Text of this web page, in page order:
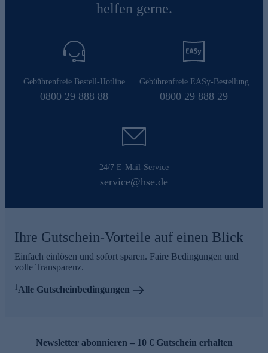
helfen gerne.
Gebührenfreie Bestell-Hotline
0800 29 888 88
Gebührenfreie EASy-Bestellung
0800 29 888 29
24/7 E-Mail-Service
service@hse.de
Ihre Gutschein-Vorteile auf einen Blick
Einfach einlösen und sofort sparen. Faire Bedingungen und
volle Transparenz.
1Alle Gutscheinbedingungen
Newsletter abonnieren – 10 € Gutschein erhalten